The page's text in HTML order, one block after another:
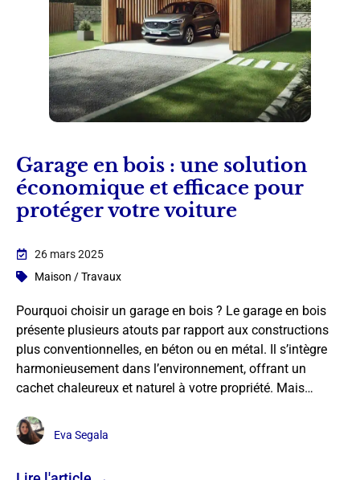
Garage en bois : une solution
économique et efficace pour
protéger votre voiture
26 mars 2025
Maison / Travaux
Pourquoi choisir un garage en bois ? Le garage en bois
présente plusieurs atouts par rapport aux constructions
plus conventionnelles, en béton ou en métal. Il s’intègre
harmonieusement dans l’environnement, offrant un
cachet chaleureux et naturel à votre propriété. Mais…
Eva Segala